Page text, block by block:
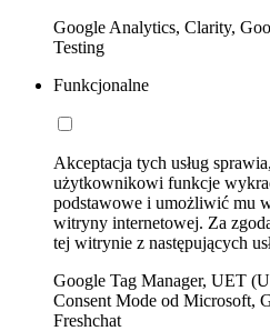
Google Analytics, Clarity,
Testing
Funkcjonalne
Akceptacja tych usług
użytkownikowi funkcje
podstawowe i umożliwić mu
witryny internetowej. Za
tej witrynie z następujących
Google Tag Manager, UET
Consent Mode od Microsoft,
Freshchat